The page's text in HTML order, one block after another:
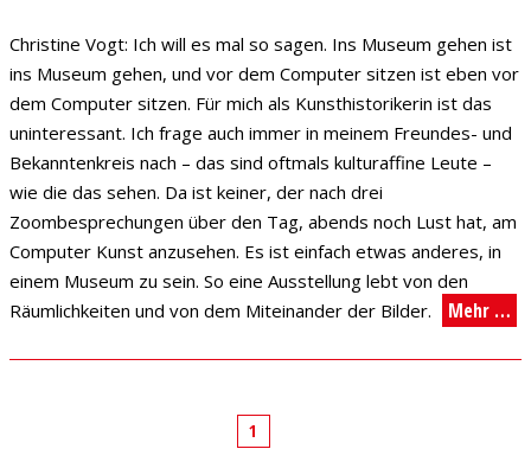
Christine Vogt: Ich will es mal so sagen. Ins Museum gehen ist
ins Museum gehen, und vor dem Computer sitzen ist eben vor
dem Computer sitzen. Für mich als Kunsthistorikerin ist das
uninteressant. Ich frage auch immer in meinem Freundes- und
Bekanntenkreis nach – das sind oftmals kulturaffine Leute –
wie die das sehen. Da ist keiner, der nach drei
Zoombesprechungen über den Tag, abends noch Lust hat, am
Computer Kunst anzusehen. Es ist einfach etwas anderes, in
einem Museum zu sein. So eine Ausstellung lebt von den
Räumlichkeiten und von dem Miteinander der Bilder.
Mehr …
1